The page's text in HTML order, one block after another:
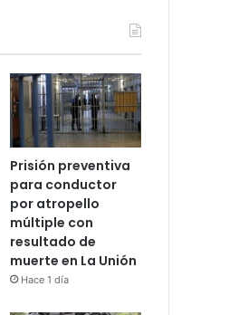
Prisión preventiva
para conductor
por atropello
múltiple con
resultado de
muerte en La Unión
Hace 1 día